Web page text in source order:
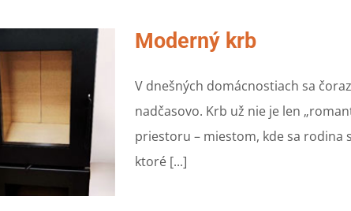
Moderný krb
V dnešných domácnostiach sa
nadčasovo. Krb už nie je len
priestoru – miestom, kde sa rodina
ktoré [...]